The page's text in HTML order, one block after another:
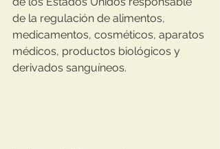
de la regulación de alimentos,
medicamentos, cosméticos, aparatos
médicos, productos biológicos y
derivados sanguíneos.